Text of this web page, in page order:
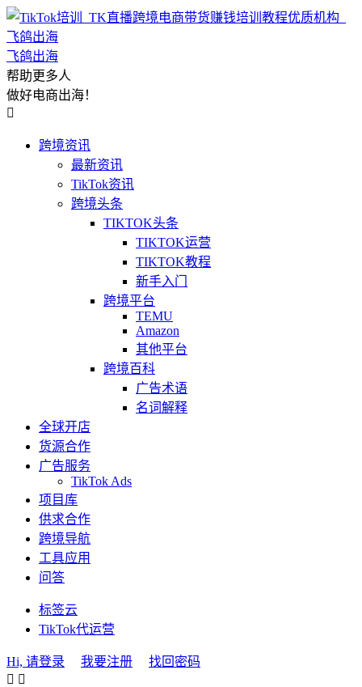
飞鸽出海
帮助更多人
做好电商出海！

跨境资讯
最新资讯
TikTok资讯
跨境头条
TIKTOK头条
TIKTOK运营
TIKTOK教程
新手入门
跨境平台
TEMU
Amazon
其他平台
跨境百科
广告术语
名词解释
全球开店
货源合作
广告服务
TikTok Ads
项目库
供求合作
跨境导航
工具应用
问答
标签云
TikTok代运营
Hi, 请登录 我要注册
找回密码
 